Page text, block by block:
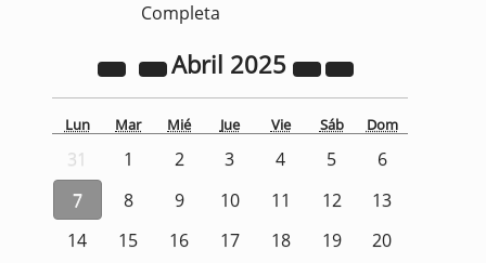
Completa
Abril 2025
Lun Mar Mié Jue Vie Sáb Dom
31 1 2 3 4 5
6
7
8 9 10 11 12
13
14
15 16 17 18 19
20